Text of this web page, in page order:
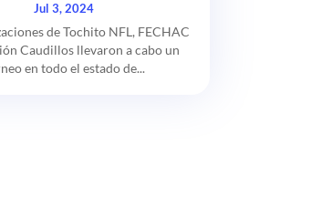
Jul 3, 2024
de Tochito NFL, FECHAC
Caudillos llevaron a cabo un
en todo el estado de...